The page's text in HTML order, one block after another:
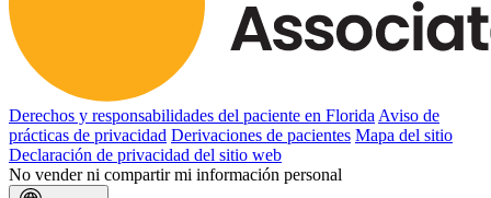
Derechos y responsabilidades del paciente en Florida Aviso de
prácticas de privacidad Derivaciones de pacientes Mapa del sitio
Declaración de privacidad del sitio web
No vender ni compartir mi información personal